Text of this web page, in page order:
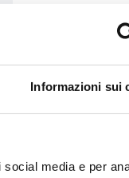
Informazioni sui
media e per